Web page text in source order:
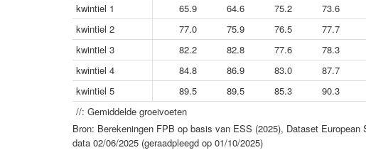
kwintiel 1
65.9 64.6 75.2 73.6
kwintiel 2
77.0 75.9 76.5 77.7
kwintiel 3
82.2 82.8 77.6 78.3
kwintiel 4
84.8 86.9 83.0 87.7
kwintiel 5
89.5 89.5 85.3 90.3
//: Gemiddelde groeivoeten
Bron: Berekeningen FPB op basis van ESS (2025), Dataset
data 02/06/2025 (geraadpleegd op 01/10/2025)